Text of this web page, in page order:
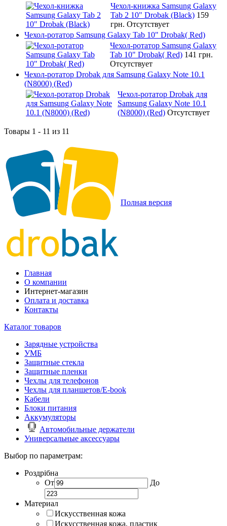
Чехол-книжка Samsung Galaxy
Tab 2 10" Drobak (Black) 159
грн. Отсутствует
Чехол-ротатор Samsung Galaxy Tab 10" Drobak( Red)
Чехол-ротатор Samsung Galaxy
Tab 10" Drobak( Red) 141 грн.
Отсутствует
Чехол-ротатор Drobak для Samsung Galaxy Note 10.1
(N8000) (Red)
Чехол-ротатор Drobak для
Samsung Galaxy Note 10.1
(N8000) (Red) Отсутствует
Товары 1 - 11 из 11
Полная версия
Главная
О компании
Интернет-магазин
Оплата и доставка
Контакты
Каталог товаров
Зарядные устройства
УМБ
Защитные стекла
Защитные пленки
Чехлы для телефонов
Чехлы для планшетов/E-book
Кабели
Блоки питания
Аккумуляторы
Автомобильные держатели
Универсальные аксессуары
Выбор по параметрам:
Роздрібна
От
До
Материал
Искусственная кожа
Искусственная кожа, пластик